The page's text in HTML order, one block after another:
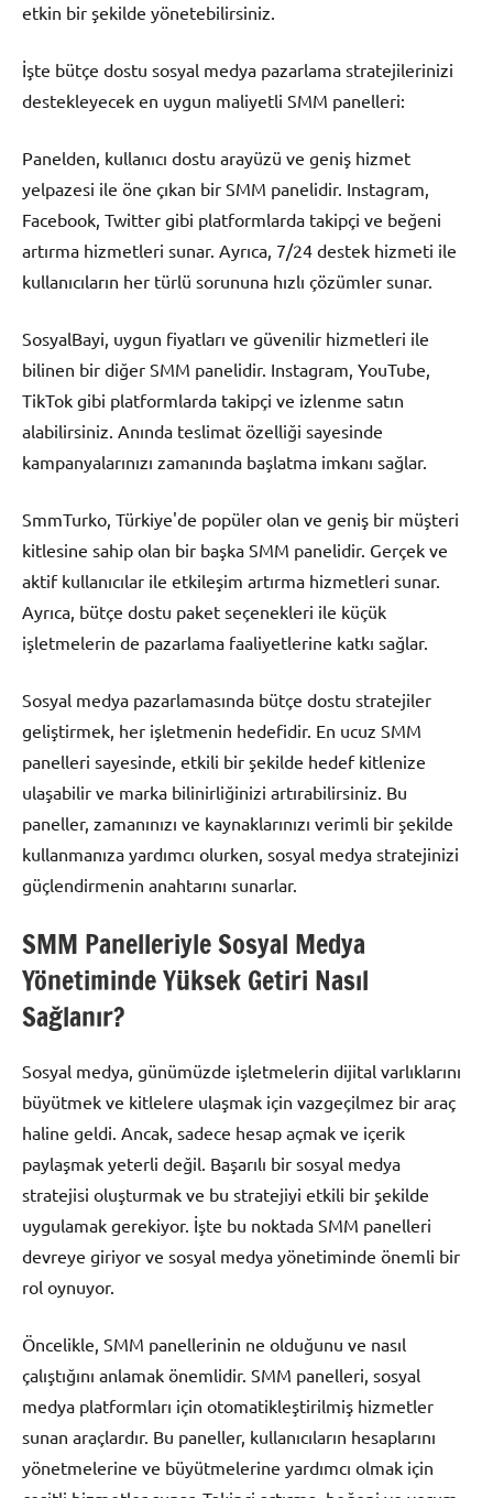
etkin bir şekilde yönetebilirsiniz.
İşte bütçe dostu sosyal medya pazarlama stratejilerinizi
destekleyecek en uygun maliyetli SMM panelleri:
Panelden, kullanıcı dostu arayüzü ve geniş hizmet
yelpazesi ile öne çıkan bir SMM panelidir. Instagram,
Facebook, Twitter gibi platformlarda takipçi ve beğeni
artırma hizmetleri sunar. Ayrıca, 7/24 destek hizmeti ile
kullanıcıların her türlü sorununa hızlı çözümler sunar.
SosyalBayi, uygun fiyatları ve güvenilir hizmetleri ile
bilinen bir diğer SMM panelidir. Instagram, YouTube,
TikTok gibi platformlarda takipçi ve izlenme satın
alabilirsiniz. Anında teslimat özelliği sayesinde
kampanyalarınızı zamanında başlatma imkanı sağlar.
SmmTurko, Türkiye'de popüler olan ve geniş bir müşteri
kitlesine sahip olan bir başka SMM panelidir. Gerçek ve
aktif kullanıcılar ile etkileşim artırma hizmetleri sunar.
Ayrıca, bütçe dostu paket seçenekleri ile küçük
işletmelerin de pazarlama faaliyetlerine katkı sağlar.
Sosyal medya pazarlamasında bütçe dostu stratejiler
geliştirmek, her işletmenin hedefidir. En ucuz SMM
panelleri sayesinde, etkili bir şekilde hedef kitlenize
ulaşabilir ve marka bilinirliğinizi artırabilirsiniz. Bu
paneller, zamanınızı ve kaynaklarınızı verimli bir şekilde
kullanmanıza yardımcı olurken, sosyal medya stratejinizi
güçlendirmenin anahtarını sunarlar.
SMM Panelleriyle Sosyal Medya
Yönetiminde Yüksek Getiri Nasıl
Sağlanır?
Sosyal medya, günümüzde işletmelerin dijital varlıklarını
büyütmek ve kitlelere ulaşmak için vazgeçilmez bir araç
haline geldi. Ancak, sadece hesap açmak ve içerik
paylaşmak yeterli değil. Başarılı bir sosyal medya
stratejisi oluşturmak ve bu stratejiyi etkili bir şekilde
uygulamak gerekiyor. İşte bu noktada SMM panelleri
devreye giriyor ve sosyal medya yönetiminde önemli bir
rol oynuyor.
Öncelikle, SMM panellerinin ne olduğunu ve nasıl
çalıştığını anlamak önemlidir. SMM panelleri, sosyal
medya platformları için otomatikleştirilmiş hizmetler
sunan araçlardır. Bu paneller, kullanıcıların hesaplarını
yönetmelerine ve büyütmelerine yardımcı olmak için